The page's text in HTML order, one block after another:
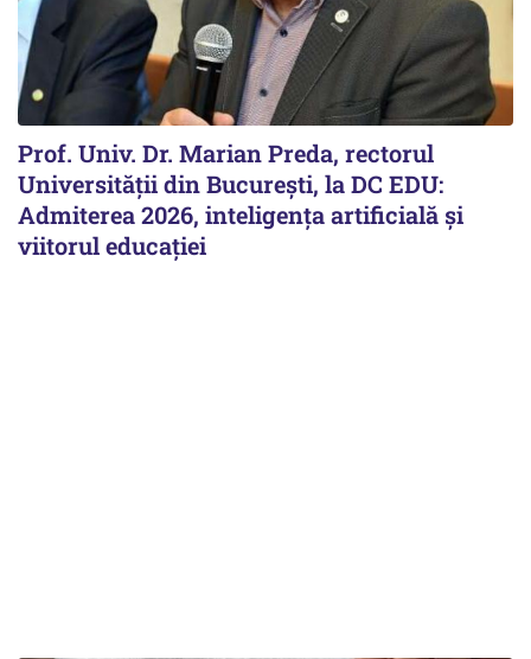
Prof. Univ. Dr. Marian Preda, rectorul
Universității din București, la DC EDU:
Admiterea 2026, inteligența artificială și
viitorul educației